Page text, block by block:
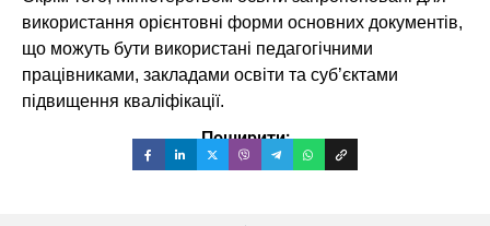
використання орієнтовні форми основних документів,
що можуть бути використані педагогічними
працівниками, закладами освіти та суб’єктами
підвищення кваліфікації.
Поширити: